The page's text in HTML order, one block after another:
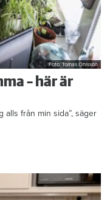
Foto: Tomas Ohlsson
– här är
alls från min sida”, säger